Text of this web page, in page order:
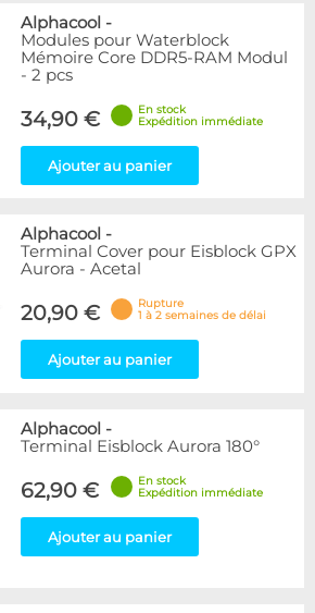
Alphacool -
Modules pour Waterblock
Mémoire Core DDR5-RAM Modul
- 2 pcs
34,90 €
En stock
Expédition immédiate
Ajouter au panier
Alphacool -
Terminal Cover pour Eisblock GPX
Aurora - Acetal
20,90 €
Rupture
1 à 2 semaines de délai
Ajouter au panier
Alphacool -
Terminal Eisblock Aurora 180°
62,90 €
En stock
Expédition immédiate
Ajouter au panier